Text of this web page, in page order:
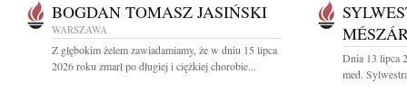
BOGDAN TOMASZ JASIŃSKI
WARSZAWA
Z głębokim żelem zawiadamiamy, że w dniu 15 lipca
2026 roku zmarł po długiej i ciężkiej chorobie...
Dnia 13 lipca
med.